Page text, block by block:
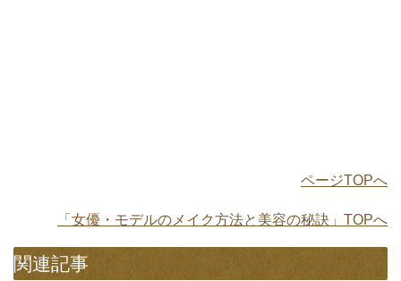
ページTOPへ
「女優・モデルのメイク方法と美容の秘訣」TOPへ
関連記事